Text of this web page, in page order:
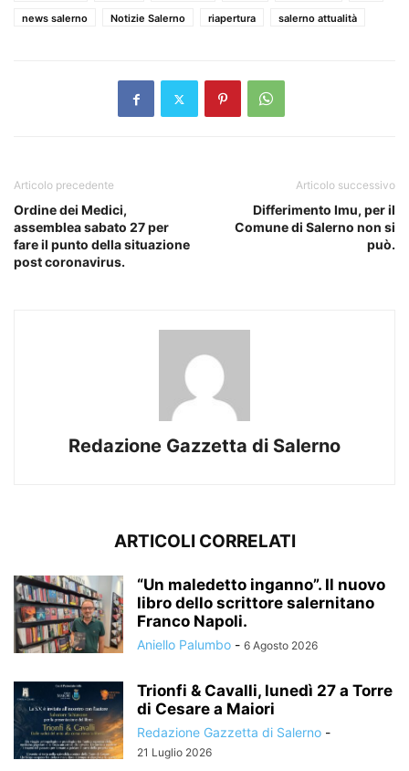
news salerno Notizie Salerno riapertura salerno attualità
Articolo precedente
Ordine dei Medici,
assemblea sabato 27 per
fare il punto della situazione
post coronavirus.
Articolo successivo
Differimento Imu, per il
Comune di Salerno non si
può.
Redazione Gazzetta di Salerno
ARTICOLI CORRELATI
“Un maledetto inganno”. Il nuovo
libro dello scrittore salernitano
Franco Napoli.
Aniello Palumbo - 6 Agosto 2026
Trionfi & Cavalli, lunedì 27 a Torre
di Cesare a Maiori
Redazione Gazzetta di Salerno -
21 Luglio 2026